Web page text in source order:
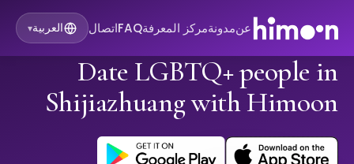
عنمدونةمركز المعرفةFAQاتصال العربية▾
Date LGBTQ+ people in
Shijiazhuang with Himoon